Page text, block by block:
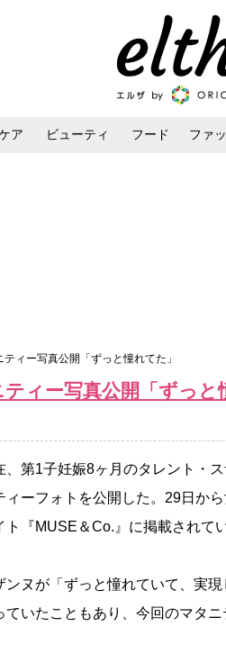
ア ビューティ フード ファ
ィー写真公開「ずっと憧れてた」
ィー写真公開「ずっと
第1子妊娠8ヶ月のタレント・ス
ィーフォトを公開した。29日か
ト『MUSE＆Co.』に掲載されてい
ヌが「ずっと憧れていて、実現
ていたこともあり、今回のマタ